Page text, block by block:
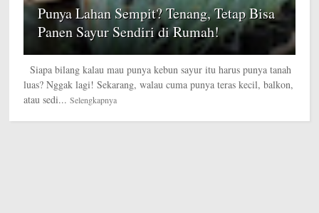
Punya Lahan Sempit? Tenang, Tetap Bisa
Panen Sayur Sendiri di Rumah!
Siapa bilang kalau mau punya kebun sayur itu harus punya tanah
luas? Nggak lagi! Sekarang, walau cuma punya teras kecil, balkon,
atau sedi... Selengkapnya